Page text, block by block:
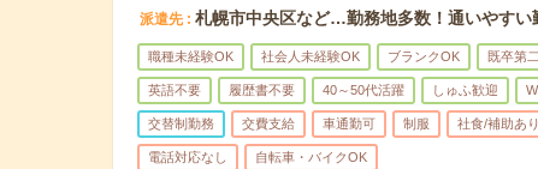
派遣先 札幌市中央区など…勤務地多数！通いやすい
職種未経験OK 社会人未経験OK ブランクOK 既卒第
英語不要 履歴書不要 40～50代活躍 しゅふ歓迎
交替制勤務 交費支給 車通勤可 制服 社食/補助あり
電話対応なし 自転車・バイクOK